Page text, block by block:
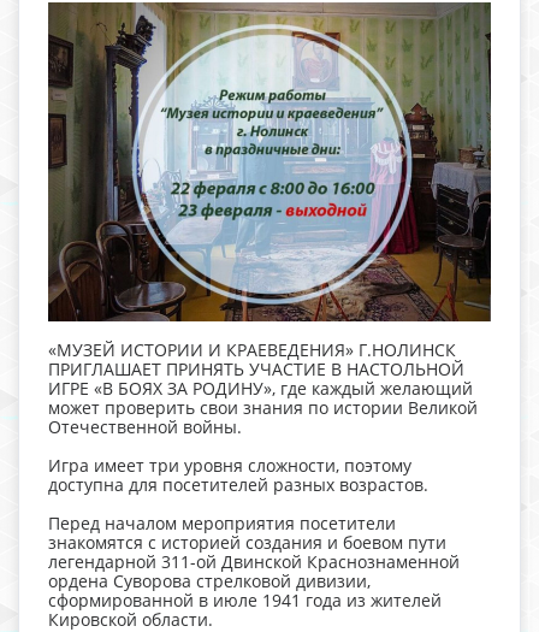
«МУЗЕЙ ИСТОРИИ И КРАЕВЕДЕНИЯ» Г.НОЛИНСК
ПРИГЛАШАЕТ ПРИНЯТЬ УЧАСТИЕ В НАСТОЛЬНОЙ
ИГРЕ «В БОЯХ ЗА РОДИНУ», где каждый желающий
может проверить свои знания по истории Великой
Отечественной войны.
Игра имеет три уровня сложности, поэтому
доступна для посетителей разных возрастов.
Перед началом мероприятия посетители
знакомятся с историей создания и боевом пути
легендарной 311-ой Двинской Краснознаменной
ордена Суворова стрелковой дивизии,
сформированной в июле 1941 года из жителей
Кировской области.